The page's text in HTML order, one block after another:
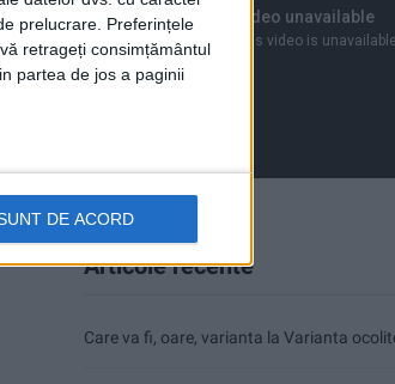
prelucrare. Preferințele
retrageți consimțământul
partea de jos a paginii
DE ACORD
Articole recente
Care va fi, oare, varianta la Varianta